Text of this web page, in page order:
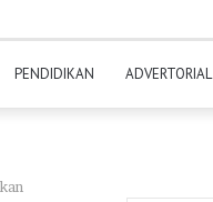
PENDIDIKAN ADVERTORIAL